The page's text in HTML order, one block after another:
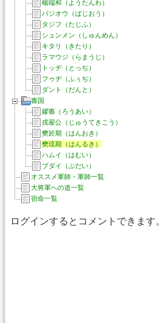
楊端和（ようたんわ）
バジオウ（ばじおう）
タジフ（たじふ）
シュンメン（しゅんめん）
キタリ（きたり）
ラマウジ（らまうじ）
トッヂ（とっぢ）
フゥヂ（ふぅぢ）
ダント（だんと）
毐国
嫪毐（ろうあい）
戎翟公（じゅうてきこう）
樊於期（はんおき）
樊琉期（はんるき）
ハムイ（はむい）
ブダイ（ぶだい）
オススメ軍師・軍師一覧
大将軍への道一覧
宿命一覧
ログインするとコメントできます。